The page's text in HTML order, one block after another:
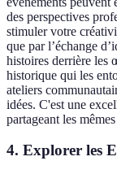
des perspectives
stimuler votre
que par l’échange
histoires derrière les
historique qui les
ateliers
idées. C'est une
partageant les
4. Explorer les